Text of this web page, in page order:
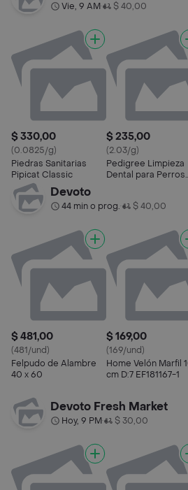
Vie, 9 AM• $ 40,00
$ 330,00
(0.0825/g)
Piedras Sanitarias
Pipicat Classic
$ 235,00
(2.03/g)
Pedigree Limpieza
Dental para Perros
Devoto
44 min o prog.• $ 40,00
$ 481,00
(481/und)
Felpudo de Alambre
40 x 60
$ 169,00
(169/und)
Home Velón Marfil
cm D:7 EF181167-1
Devoto Fresh Market
Hoy, 9 PM• $ 30,00